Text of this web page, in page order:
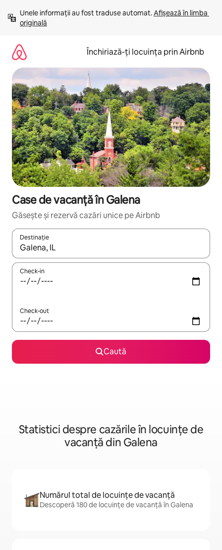
mergi
conținut
Unele informații au fost traduse automat. Afișează în limba
originală
Închiriază-ți locuința prin Airbnb
Case de vacanță în Galena
Găsește și rezervă cazări unice pe Airbnb
Destinație
Când se încarcă rezultatele, navighează folosind tastele
Check-in
Check-out
Caută
Statistici despre cazările în locuințe de
vacanță din Galena
Numărul total de locuințe de vacanță
Descoperă 180 de locuințe de vacanță în Galena